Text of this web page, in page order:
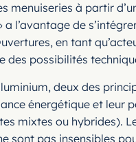
menuiseries à partir
a l’avantage de
en tant
des possibilités
deux des
énergétique et leur
mixtes ou hybrides).
sont pas insensibles